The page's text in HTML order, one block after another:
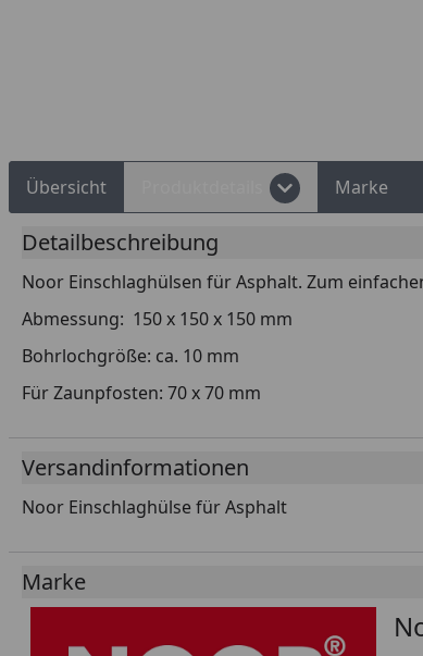
Übersicht Marke
Detailbeschreibung
Noor Einschlaghülsen für Asphalt. Zum
Abmessung: 150 x 150 x 150 mm
Bohrlochgröße: ca. 10 mm
Für Zaunpfosten: 70 x 70 mm
Versandinformationen
Noor Einschlaghülse für Asphalt
Marke